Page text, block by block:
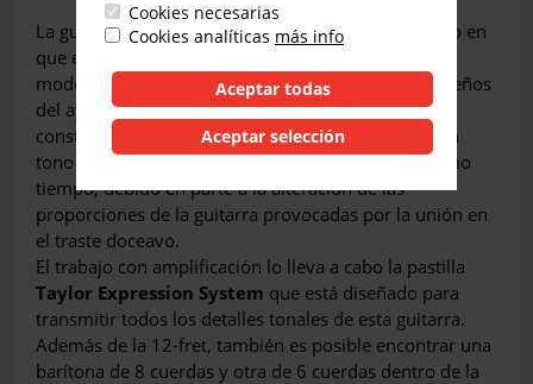
La guitarra acústica 12 fret, llamada así por el punto en
que el mástil se junta con el cuerpo, es un nuevo
modelo de la serie Specialty. Está basada en los diseños
del ayer, pero redefinidos por la maestría de
construcción de la marcaTaylor, obteniendo así un
tono dulce, cálido y robusto y con volumen al mismo
tiempo, debido en parte a la alteración de las
proporciones de la guitarra provocadas por la unión en
el traste doceavo.
El trabajo con amplificación lo lleva a cabo la pastilla
Taylor Expression System que está diseñado para
transmitir todos los detalles tonales de esta guitarra.
Además de la 12-fret, también es posible encontrar una
barítona de 8 cuerdas y otra de 6 cuerdas dentro de la
Cookies necesarias
Cookies analíticas más info
Aceptar todas
Aceptar selección